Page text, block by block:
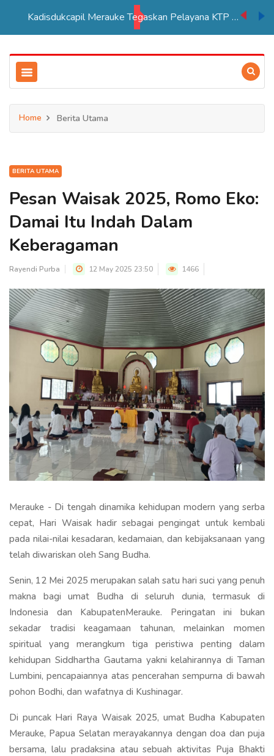
Kadisdukcapil Merauke Tegaskan Pelayana KTP Sesuai SOP
Home Berita Utama
BERITA UTAMA
Pesan Waisak 2025, Romo Eko:
Damai Itu Indah Dalam
Keberagaman
Rayendi Purba 12 May 2025 23:50 1466
Merauke - Di tengah dinamika kehidupan modern yang serba
cepat, Hari Waisak hadir sebagai pengingat untuk kembali
pada nilai-nilai kesadaran, kedamaian, dan kebijaksanaan yang
telah diwariskan oleh Sang Budha.
Senin, 12 Mei 2025 merupakan salah satu hari suci yang penuh
makna bagi umat Budha di seluruh dunia, termasuk di
Indonesia dan KabupatenMerauke. Peringatan ini bukan
sekadar tradisi keagamaan tahunan, melainkan momen
spiritual yang merangkum tiga peristiwa penting dalam
kehidupan Siddhartha Gautama yakni kelahirannya di Taman
Lumbini, pencapaiannya atas pencerahan sempurna di bawah
pohon Bodhi, dan wafatnya di Kushinagar.
Di puncak Hari Raya Waisak 2025, umat Budha Kabupaten
Merauke, Papua Selatan merayakannya dengan doa dan puja
bersama, lalu pradaksina atau sebuah aktivitas Puja Bhakti